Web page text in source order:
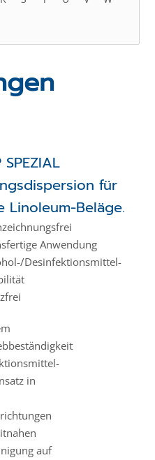
für
Linoleum-Beläge.
Anwendung
Desinfektionsmittel-
in
auf